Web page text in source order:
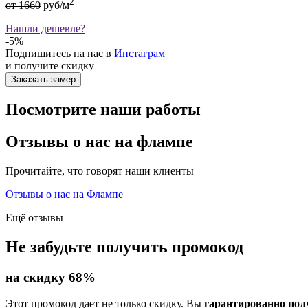
от 1660 руб/м
Нашли дешевле?
-5%
Подпишитесь на нас в Инстаграм
и получите скидку
Заказать замер
Посмотрите наши работы
Отзывы о нас на флампе
Прочитайте, что говорят наши клиенты
Отзывы о нас на Флампе
Ещё отзывы
Не забудьте получить промокод
на скидку 68%
Этот промокод дает не только скидку. Вы гарантированно